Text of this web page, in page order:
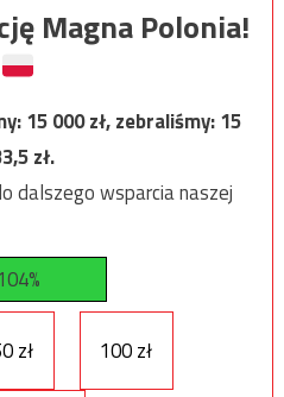
Magna Polonia!
15 000zł, zebraliśmy:15
zł.
dalszego wsparcia naszej
zł 100 zł